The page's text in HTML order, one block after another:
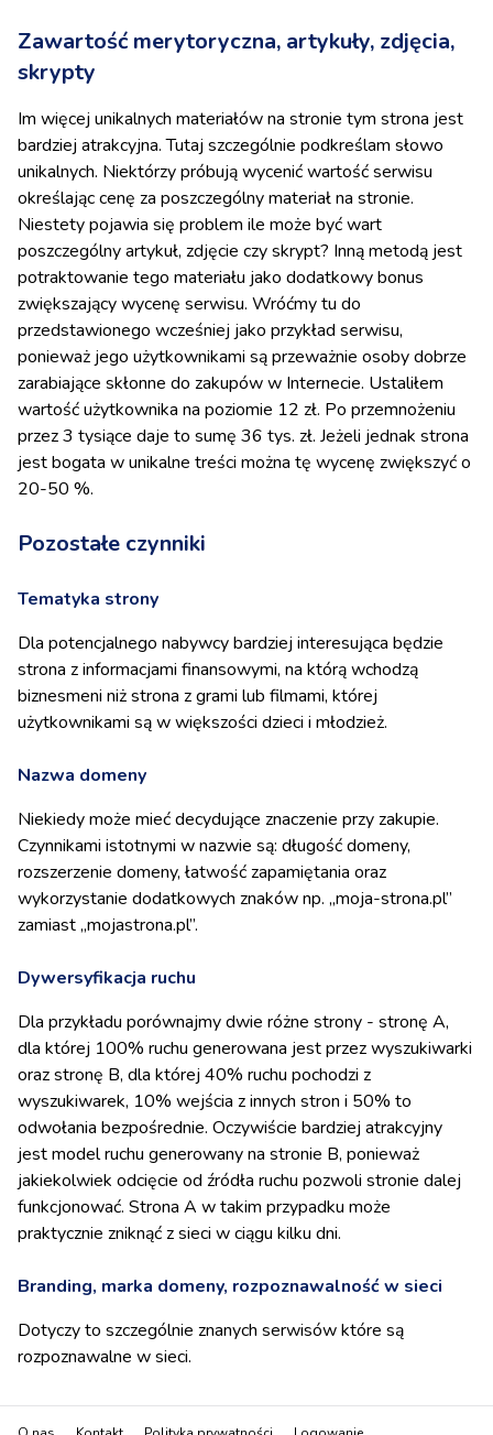
Zawartość merytoryczna, artykuły, zdjęcia,
skrypty
Im więcej unikalnych materiałów na stronie tym strona jest
bardziej atrakcyjna. Tutaj szczególnie podkreślam słowo
unikalnych. Niektórzy próbują wycenić wartość serwisu
określając cenę za poszczególny materiał na stronie.
Niestety pojawia się problem ile może być wart
poszczególny artykuł, zdjęcie czy skrypt? Inną metodą jest
potraktowanie tego materiału jako dodatkowy bonus
zwiększający wycenę serwisu. Wróćmy tu do
przedstawionego wcześniej jako przykład serwisu,
ponieważ jego użytkownikami są przeważnie osoby dobrze
zarabiające skłonne do zakupów w Internecie. Ustaliłem
wartość użytkownika na poziomie 12 zł. Po przemnożeniu
przez 3 tysiące daje to sumę 36 tys. zł. Jeżeli jednak strona
jest bogata w unikalne treści można tę wycenę zwiększyć o
20-50 %.
Pozostałe czynniki
Tematyka strony
Dla potencjalnego nabywcy bardziej interesująca będzie
strona z informacjami finansowymi, na którą wchodzą
biznesmeni niż strona z grami lub filmami, której
użytkownikami są w większości dzieci i młodzież.
Nazwa domeny
Niekiedy może mieć decydujące znaczenie przy zakupie.
Czynnikami istotnymi w nazwie są: długość domeny,
rozszerzenie domeny, łatwość zapamiętania oraz
wykorzystanie dodatkowych znaków np. „moja-strona.pl”
zamiast „mojastrona.pl”.
Dywersyfikacja ruchu
Dla przykładu porównajmy dwie różne strony - stronę A,
dla której 100% ruchu generowana jest przez wyszukiwarki
oraz stronę B, dla której 40% ruchu pochodzi z
wyszukiwarek, 10% wejścia z innych stron i 50% to
odwołania bezpośrednie. Oczywiście bardziej atrakcyjny
jest model ruchu generowany na stronie B, ponieważ
jakiekolwiek odcięcie od źródła ruchu pozwoli stronie dalej
funkcjonować. Strona A w takim przypadku może
praktycznie zniknąć z sieci w ciągu kilku dni.
Branding, marka domeny, rozpoznawalność w sieci
Dotyczy to szczególnie znanych serwisów które są
rozpoznawalne w sieci.